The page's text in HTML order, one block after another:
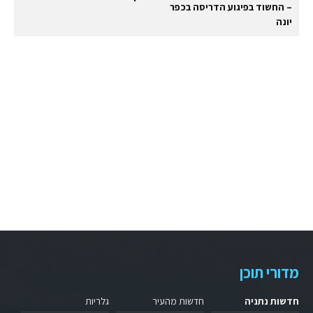
– החשוד בפיגוע הדריסה בכפר
יונה
מדורי תוכן
חדשות נתניה חדשות מהעיר גלריות